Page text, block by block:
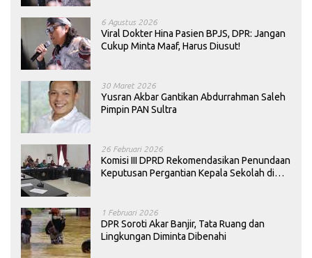
6 Agustus 2026
Viral Dokter Hina Pasien BPJS, DPR: Jangan
Cukup Minta Maaf, Harus Diusut!
30 Maret 2026
Yusran Akbar Gantikan Abdurrahman Saleh
Pimpin PAN Sultra
26 Februari 2026
Komisi III DPRD Rekomendasikan Penundaan
Keputusan Pergantian Kepala Sekolah di
1 Februari 2026
DPR Soroti Akar Banjir, Tata Ruang dan
Lingkungan Diminta Dibenahi